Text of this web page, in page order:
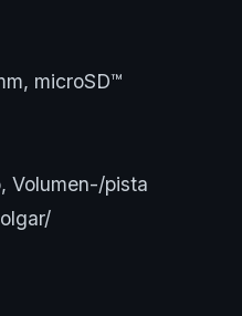
microSD™
Volumen-/pista